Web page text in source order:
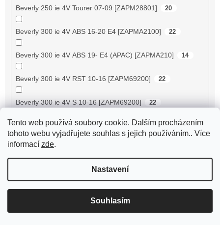
Tento web používá soubory cookie. Dalším procházením
tohoto webu vyjadřujete souhlas s jejich používáním.. Více
informací zde.
Nastavení
Souhlasím
Beverly 250 ie 4V Tourer 07-09 [ZAPM28801] 20
Beverly 300 ie 4V ABS 16-20 E4 [ZAPMA2100] 22
Beverly 300 ie 4V ABS 19- E4 (APAC) [ZAPMA210] 14
Beverly 300 ie 4V RST 10-16 [ZAPM69200] 22
Beverly 300 ie 4V S 10-16 [ZAPM69200] 22
Beverly 300 ie 4V Tourer 09-11 [ZAPM28A00] 20
Beverly 300 ie HPE 4V ABS 21-22 E5 (EMEA-EU)
[ZAPMD2100]
Beverly 350 ie 4V ABS 17-20 E4 [ZAPMA2200] 21
Beverly 350 ie 4V Sport Touring 13-14 [ZAPM69300/
69400]